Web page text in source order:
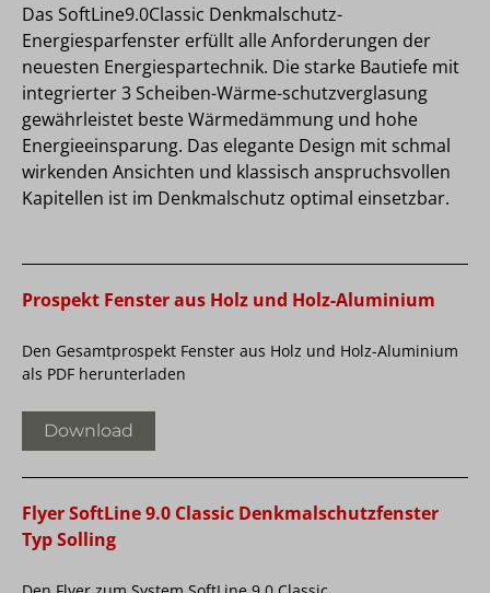
Das SoftLine9.0Classic Denkmalschutz-
Energiesparfenster erfüllt alle Anforderungen der
neuesten Energiespartechnik. Die starke Bautiefe mit
integrierter 3 Scheiben-Wärme-schutzverglasung
gewährleistet beste Wärmedämmung und hohe
Energieeinsparung. Das elegante Design mit schmal
wirkenden Ansichten und klassisch anspruchsvollen
Kapitellen ist im Denkmalschutz optimal einsetzbar.
Prospekt Fenster aus Holz und Holz-Aluminium
Den Gesamtprospekt Fenster aus Holz und Holz-Aluminium
als PDF herunterladen
Download
Flyer SoftLine 9.0 Classic Denkmalschutzfenster
Typ Solling